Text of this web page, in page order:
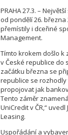
PRAHA 27.3. –
od pondělí 26.
přemístily i dceřiné
Management.
Tímto krokem došlo
v České republice do
začátku března se
republice se
propojovat jak
Tento záměr
UniCredit v ČR,“
Leasing.
Uspořádání a